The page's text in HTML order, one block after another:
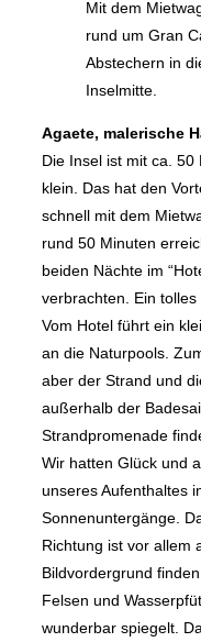
Mit dem
rund um Gran
Abstechern in
Inselmitte.
Agaete, malerische
Die Insel ist mit ca.
klein. Das hat den
schnell mit dem
rund 50 Minuten
beiden Nächte im
verbrachten. Ein
Vom Hotel führt ein
an die Naturpools.
aber der Strand und
außerhalb der
Strandpromenade
Wir hatten Glück und
unseres Aufenthaltes
Sonnenuntergänge.
Richtung ist vor allem
Bildvordergrund
Felsen und
wunderbar spiegelt.